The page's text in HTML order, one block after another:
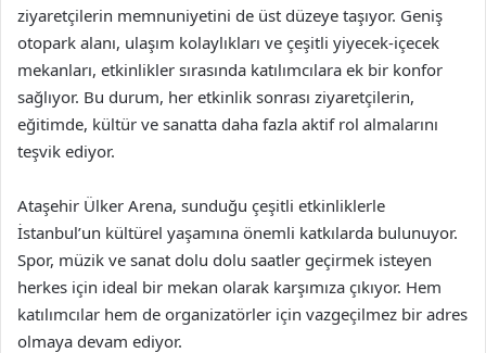
ziyaretçilerin memnuniyetini de üst düzeye taşıyor. Geniş
otopark alanı, ulaşım kolaylıkları ve çeşitli yiyecek-içecek
mekanları, etkinlikler sırasında katılımcılara ek bir konfor
sağlıyor. Bu durum, her etkinlik sonrası ziyaretçilerin,
eğitimde, kültür ve sanatta daha fazla aktif rol almalarını
teşvik ediyor.
Ataşehir Ülker Arena, sunduğu çeşitli etkinliklerle
İstanbul’un kültürel yaşamına önemli katkılarda bulunuyor.
Spor, müzik ve sanat dolu dolu saatler geçirmek isteyen
herkes için ideal bir mekan olarak karşımıza çıkıyor. Hem
katılımcılar hem de organizatörler için vazgeçilmez bir adres
olmaya devam ediyor.